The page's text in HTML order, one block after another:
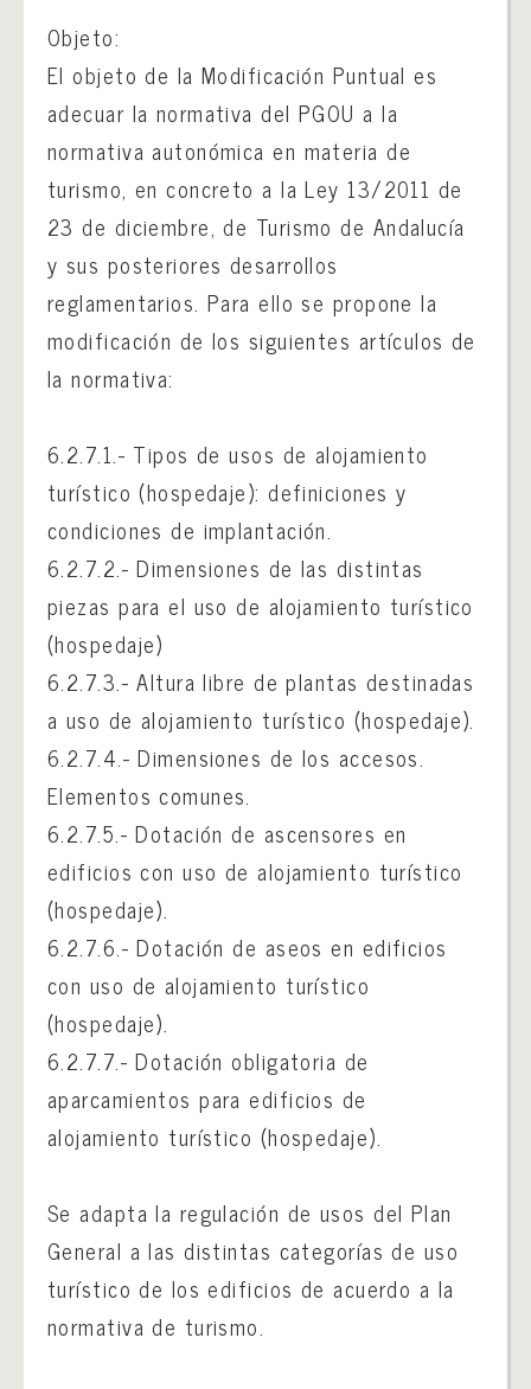
Objeto:
El objeto de la Modificación Puntual es
adecuar la normativa del PGOU a la
normativa autonómica en materia de
turismo, en concreto a la Ley 13/2011 de
23 de diciembre, de Turismo de Andalucía
y sus posteriores desarrollos
reglamentarios. Para ello se propone la
modificación de los siguientes artículos de
la normativa:
6.2.7.1.- Tipos de usos de alojamiento
turístico (hospedaje): definiciones y
condiciones de implantación.
6.2.7.2.- Dimensiones de las distintas
piezas para el uso de alojamiento turístico
(hospedaje)
6.2.7.3.- Altura libre de plantas destinadas
a uso de alojamiento turístico (hospedaje).
6.2.7.4.- Dimensiones de los accesos.
Elementos comunes.
6.2.7.5.- Dotación de ascensores en
edificios con uso de alojamiento turístico
(hospedaje).
6.2.7.6.- Dotación de aseos en edificios
con uso de alojamiento turístico
(hospedaje).
6.2.7.7.- Dotación obligatoria de
aparcamientos para edificios de
alojamiento turístico (hospedaje).
Se adapta la regulación de usos del Plan
General a las distintas categorías de uso
turístico de los edificios de acuerdo a la
normativa de turismo.